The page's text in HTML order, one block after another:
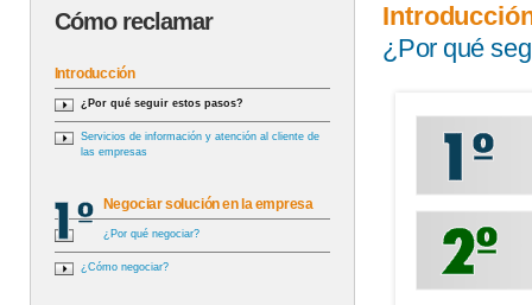
Cómo reclamar
Introducción
¿Por qué seguir estos pasos?
Servicios de información y atención al cliente de
las empresas
Negociar solución en la empresa
¿Por qué negociar?
¿Cómo negociar?
¿Por qué